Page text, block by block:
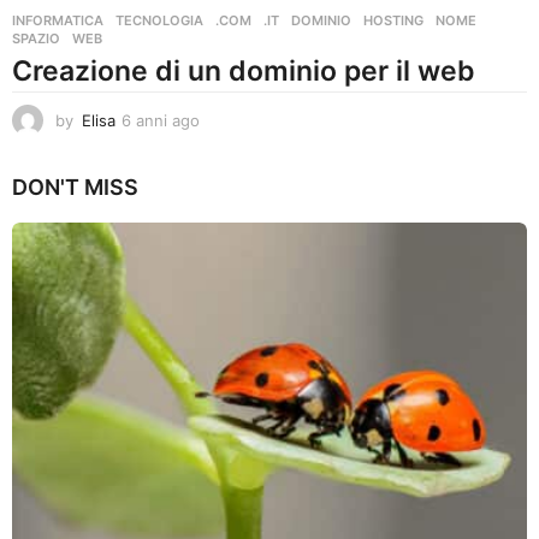
INFORMATICA ,TECNOLOGIA .COM ,.IT ,DOMINIO ,HOSTING ,NOME
SPAZIO
,WEB
Creazione di un dominio per il web
by Elisa 6 anni ago
DON'T MISS